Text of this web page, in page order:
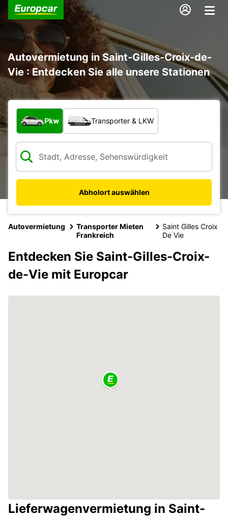
Autovermietung in Saint-Gilles-Croix-de-
Vie : Entdecken Sie alle unsere Stationen
Welche Art von Fahrzeug?
Pkw Transporter & LKW
Abholort auswählen
Autovermietung
Transporter Mieten
Frankreich
Saint Gilles Croix
De Vie
Entdecken Sie Saint-Gilles-Croix-
de-Vie mit Europcar
Lieferwagenvermietung in Saint-